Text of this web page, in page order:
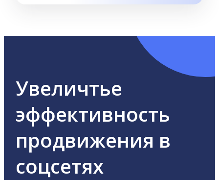
Увеличтье
эффективность
продвижения в
соцсетях